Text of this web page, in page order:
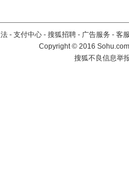
- 支付中心 - 搜狐招聘 - 广告服务 - 客
Copyright©2016
搜狐不良信息举